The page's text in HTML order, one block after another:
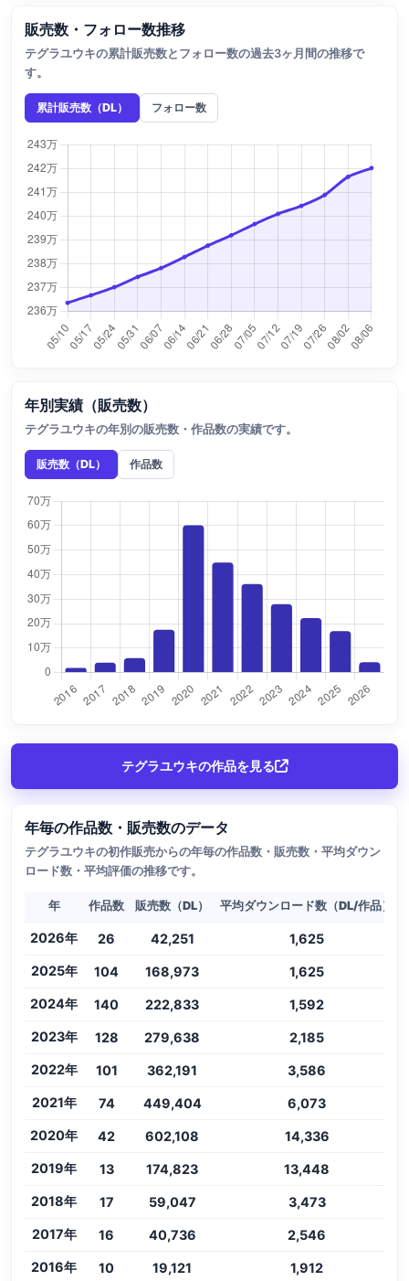
販売数・フォロー数推移
テグラユウキの累計販売数とフォロー数の過去3ヶ月間の推移で
す。
累計販売数（DL） フォロー数
年別実績（販売数）
テグラユウキの年別の販売数・作品数の実績です。
販売数（DL） 作品数
テグラユウキの作品を見る
年毎の作品数・販売数のデータ
テグラユウキの初作販売からの年毎の作品数・販売数・平均ダウン
ロード数・平均評価の推移です。
年 作品数 販売数（DL） 平均ダウンロード数（DL/作品）
2026年 26 42,251 1,625
2025年 104 168,973 1,625
2024年 140 222,833 1,592
2023年 128 279,638 2,185
2022年 101 362,191 3,586
2021年 74 449,404 6,073
2020年 42 602,108 14,336
2019年 13 174,823 13,448
2018年 17 59,047 3,473
2017年 16 40,736 2,546
2016年 10 19,121 1,912